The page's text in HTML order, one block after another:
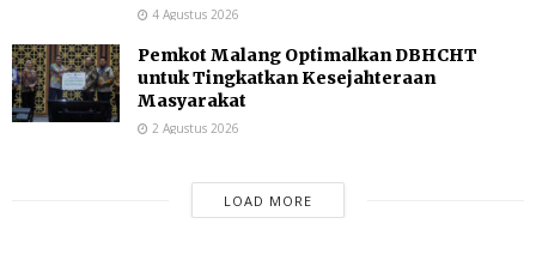
4 Agustus 2026
Pemkot Malang Optimalkan DBHCHT
untuk Tingkatkan Kesejahteraan
Masyarakat
2 Agustus 2026
LOAD MORE